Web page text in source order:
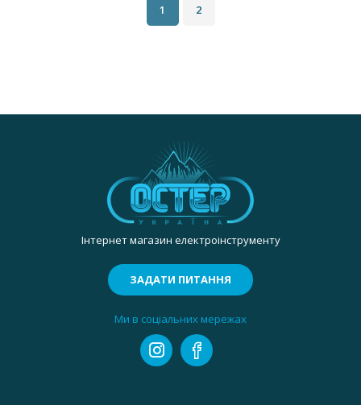
1 2
Інтернет магазин електроінструменту
ЗАДАТИ ПИТАННЯ
Ми в соціальних мережах